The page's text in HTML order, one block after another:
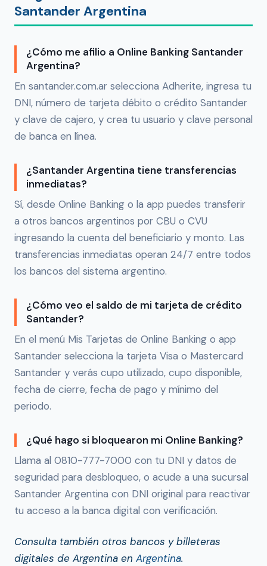
Santander Argentina
¿Cómo me afilio a Online Banking Santander
Argentina?
En santander.com.ar selecciona Adherite, ingresa tu
DNI, número de tarjeta débito o crédito Santander
y clave de cajero, y crea tu usuario y clave personal
de banca en línea.
¿Santander Argentina tiene transferencias
inmediatas?
Sí, desde Online Banking o la app puedes transferir
a otros bancos argentinos por CBU o CVU
ingresando la cuenta del beneficiario y monto. Las
transferencias inmediatas operan 24/7 entre todos
los bancos del sistema argentino.
¿Cómo veo el saldo de mi tarjeta de crédito
Santander?
En el menú Mis Tarjetas de Online Banking o app
Santander selecciona la tarjeta Visa o Mastercard
Santander y verás cupo utilizado, cupo disponible,
fecha de cierre, fecha de pago y mínimo del
periodo.
¿Qué hago si bloquearon mi Online Banking?
Llama al 0810-777-7000 con tu DNI y datos de
seguridad para desbloqueo, o acude a una sucursal
Santander Argentina con DNI original para reactivar
tu acceso a la banca digital con verificación.
Consulta también otros bancos y billeteras
digitales de Argentina en Argentina.